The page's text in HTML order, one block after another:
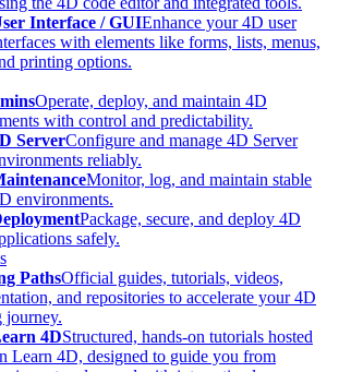
Interface / GUIEnhance your 4D user
with elements like forms, lists, menus,
printing options.
Operate, deploy, and maintain 4D
with control and predictability.
ServerConfigure and manage 4D Server
reliably.
Monitor, log, and maintain stable
environments.
Package, secure, and deploy 4D
safely.
PathsOfficial guides, tutorials, videos,
and repositories to accelerate your 4D
journey.
4DStructured, hands-on tutorials hosted
Learn 4D, designed to guide you from